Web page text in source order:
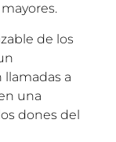
de los
a
una
dones del